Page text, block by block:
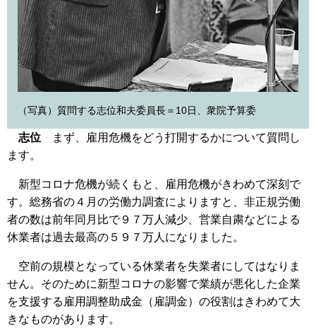
（写真）質問する志位和夫委員長＝10日、衆院予算委
志位 まず、雇用危機をどう打開するかについて質問し
ます。
新型コロナ危機が続くもと、雇用危機がきわめて深刻で
す。総務省の４月の労働力調査によりますと、非正規労働
者の数は前年同月比で９７万人減少、営業自粛などによる
休業者は過去最高の５９７万人になりました。
空前の規模となっている休業者を失業者にしてはなりま
せん。そのために新型コロナの影響で業績が悪化した企業
を支援する雇用調整助成金（雇調金）の役割はきわめて大
きなものがあります。